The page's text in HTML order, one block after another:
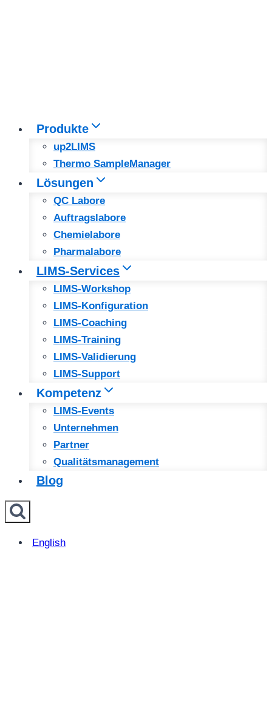
Produkte
up2LIMS
Thermo SampleManager
Lösungen
QC Labore
Auftragslabore
Chemielabore
Pharmalabore
LIMS-Services
LIMS-Workshop
LIMS-Konfiguration
LIMS-Coaching
LIMS-Training
LIMS-Validierung
LIMS-Support
Kompetenz
LIMS-Events
Unternehmen
Partner
Qualitätsmanagement
Blog
English